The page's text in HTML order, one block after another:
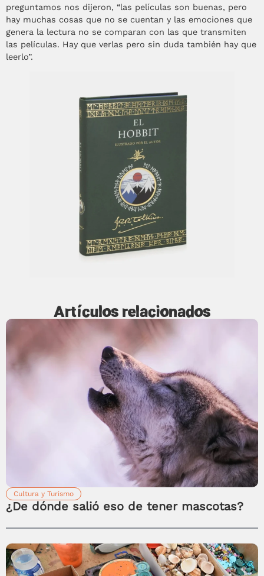
preguntamos nos dijeron, “las películas son buenas, pero
hay muchas cosas que no se cuentan y las emociones que
genera la lectura no se comparan con las que transmiten
las películas. Hay que verlas pero sin duda también hay que
leerlo”.
Artículos relacionados
Cultura y Turismo
¿De dónde salió eso de tener mascotas?